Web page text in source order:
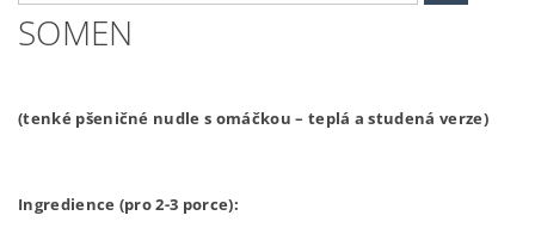
SOMEN
(tenké pšeničné nudle s omáčkou – teplá a studená verze)
Ingredience (pro 2-3 porce):